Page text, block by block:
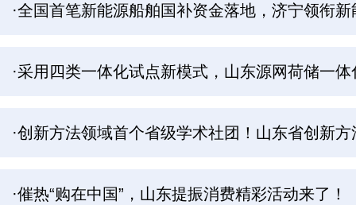
·全国首笔新能源船舶国补资金落地，济宁领衔
·采用四类一体化试点新模式，山东源网荷储一
·创新方法领域首个省级学术社团！山东省创新
·催热“购在中国”，山东提振消费精彩活动来了！